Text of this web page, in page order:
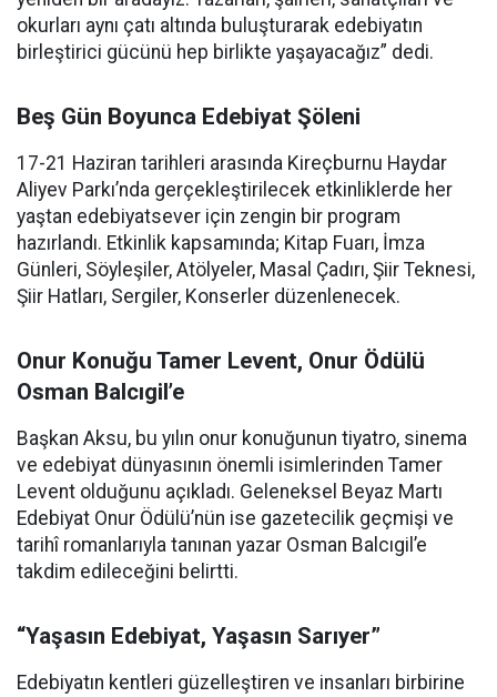
okurları aynı çatı altında buluşturarak edebiyatın
birleştirici gücünü hep birlikte yaşayacağız” dedi.
Beş Gün Boyunca Edebiyat Şöleni
17-21 Haziran tarihleri arasında Kireçburnu Haydar
Aliyev Parkı’nda gerçekleştirilecek etkinliklerde her
yaştan edebiyatsever için zengin bir program
hazırlandı. Etkinlik kapsamında; Kitap Fuarı, İmza
Günleri, Söyleşiler, Atölyeler, Masal Çadırı, Şiir Teknesi,
Şiir Hatları, Sergiler, Konserler düzenlenecek.
Onur Konuğu Tamer Levent, Onur Ödülü
Osman Balcıgil’e
Başkan Aksu, bu yılın onur konuğunun tiyatro, sinema
ve edebiyat dünyasının önemli isimlerinden Tamer
Levent olduğunu açıkladı. Geleneksel Beyaz Martı
Edebiyat Onur Ödülü’nün ise gazetecilik geçmişi ve
tarihî romanlarıyla tanınan yazar Osman Balcıgil’e
takdim edileceğini belirtti.
“Yaşasın Edebiyat, Yaşasın Sarıyer”
Edebiyatın kentleri güzelleştiren ve insanları birbirine